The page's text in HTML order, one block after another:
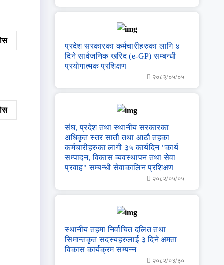
प्रदेश सरकारका कर्मचारीहरुका लागि ४
दिने सार्वजनिक खरिद (e-GP) सम्बन्धी
प्रयोगात्मक प्रशिक्षण
२०८२/०५/०५
संघ, प्रदेश तथा स्‍थानीय सरकारका
अधिकृत स्‍तर सातौ तथा आठौ तहका
कर्मचारीहरुका लागी ३५ कार्यदिन "कार्य
सम्‍पादन, विकास व्‍यवस्‍थापन तथा सेवा
प्रवाह" सम्‍बन्‍धी सेवाकालिन प्रशिक्षण
२०८२/०५/०५
स्थानीय तहमा निर्वाचित दलित तथा
सिमान्तकृत सदस्यहरुलाई ३ दिने क्षमता
विकास कार्यक्रम सम्पन्न
२०८२/०३/३०